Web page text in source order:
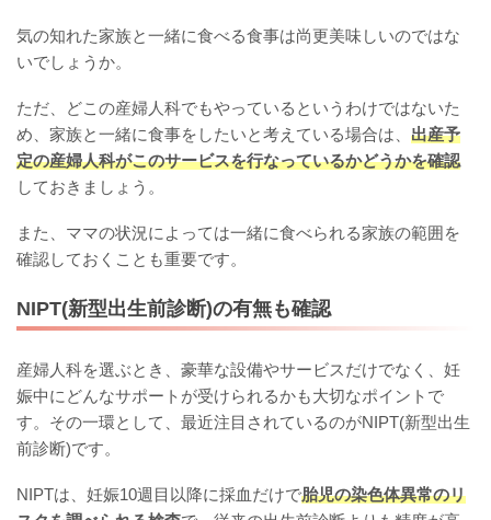
気の知れた家族と一緒に食べる食事は尚更美味しいのではな
いでしょうか。
ただ、どこの産婦人科でもやっているというわけではないた
め、家族と一緒に食事をしたいと考えている場合は、 出産予
定の産婦人科がこのサービスを行なっているかどうかを確認
しておきましょう。
また、ママの状況によっては一緒に食べられる家族の範囲を
確認しておくことも重要です。
NIPT(新型出生前診断)の有無も確認
産婦人科を選ぶとき、豪華な設備やサービスだけでなく、妊
娠中にどんなサポートが受けられるかも大切なポイントで
す。その一環として、最近注目されているのがNIPT(新型出生
前診断)です。
NIPTは、妊娠10週目以降に採血だけで胎児の染色体異常のリ